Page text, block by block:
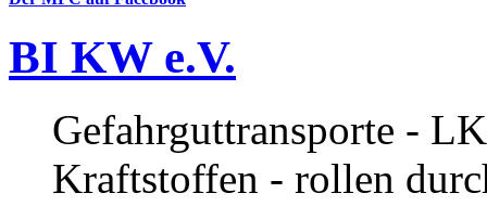
BI KW e.V.
Gefahrguttransporte -
Kraftstoffen - rollen